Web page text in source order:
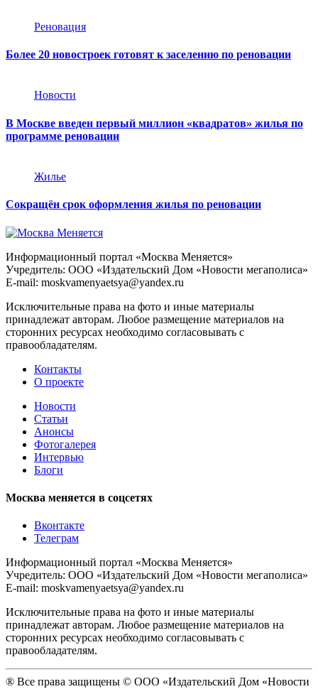
Реновация
Более 20 новостроек готовят к заселению по реновации
Новости
В Москве введен первый миллион «квадратов» жилья по
программе реновации
Жилье
Сокращён срок оформления жилья по реновации
Информационный портал «Москва Меняется»
Учредитель: ООО «Издательский Дом «Новости мегаполиса»
E-mail: moskvamenyaetsya@yandex.ru
Исключительные права на фото и иные материалы
принадлежат авторам. Любое размещение материалов на
сторонних ресурсах необходимо согласовывать с
правообладателям.
Контакты
О проекте
Новости
Статьи
Анонсы
Фотогалерея
Интервью
Блоги
Москва меняется в соцсетях
Вконтакте
Телеграм
Информационный портал «Москва Меняется»
Учредитель: ООО «Издательский Дом «Новости мегаполиса»
E-mail: moskvamenyaetsya@yandex.ru
Исключительные права на фото и иные материалы
принадлежат авторам. Любое размещение материалов на
сторонних ресурсах необходимо согласовывать с
правообладателям.
® Все права защищены © ООО «Издательский Дом «Новости